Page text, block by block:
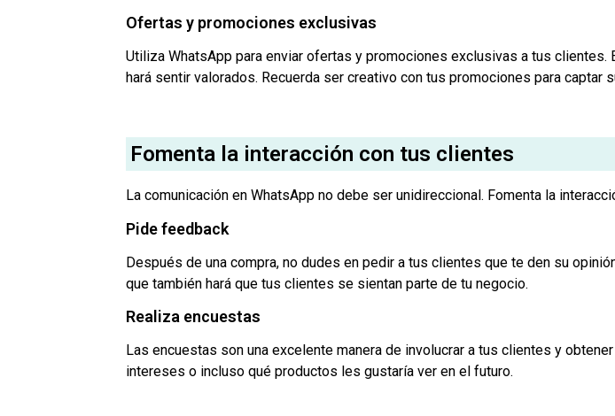
Ofertas y promociones exclusivas
Utiliza WhatsApp para enviar ofertas y promociones exclusivas a tus
hará sentir valorados. Recuerda ser creativo con tus promociones para captar
Fomenta la interacción con tus clientes
La comunicación en WhatsApp no debe ser unidireccional. Fomenta la
Pide feedback
Después de una compra, no dudes en pedir a tus clientes que te den su
que también hará que tus clientes se sientan parte de tu negocio.
Realiza encuestas
Las encuestas son una excelente manera de involucrar a tus clientes y
intereses o incluso qué productos les gustaría ver en el futuro.